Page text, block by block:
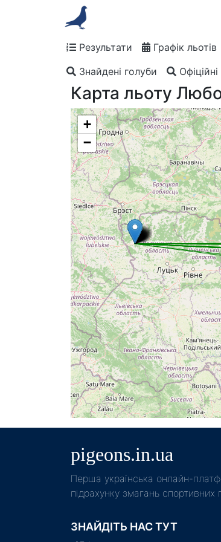
Результати Графік льотів
Знайдені голуби
Карта льоту
+
−
pigeons.in.ua
Пeрша українська онлайн-
підрахунку змагань спортивних
ЗНАЙДІТЬ НАС ТУТ